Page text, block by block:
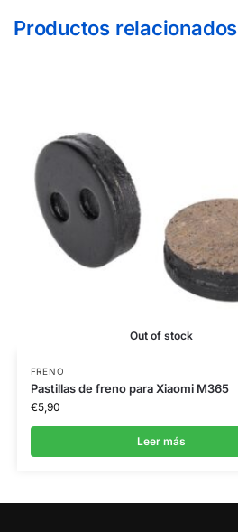
Productos relacionados
Out of stock
FRENO
Pastillas de freno para Xiaomi M365
€5,90
Leer más